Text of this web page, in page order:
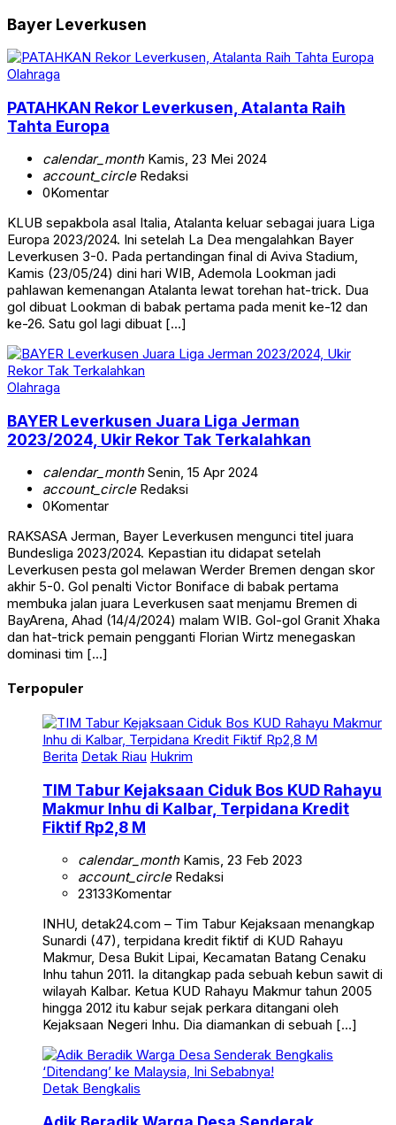
Bayer Leverkusen
Olahraga
PATAHKAN Rekor Leverkusen, Atalanta Raih
Tahta Europa
calendar_monthKamis, 23 Mei 2024
account_circleRedaksi
0Komentar
KLUB sepakbola asal Italia, Atalanta keluar sebagai juara Liga
Europa 2023/2024. Ini setelah La Dea mengalahkan Bayer
Leverkusen 3-0. Pada pertandingan final di Aviva Stadium,
Kamis (23/05/24) dini hari WIB, Ademola Lookman jadi
pahlawan kemenangan Atalanta lewat torehan hat-trick. Dua
gol dibuat Lookman di babak pertama pada menit ke-12 dan
ke-26. Satu gol lagi dibuat […]
Olahraga
BAYER Leverkusen Juara Liga Jerman
2023/2024, Ukir Rekor Tak Terkalahkan
calendar_monthSenin, 15 Apr 2024
account_circleRedaksi
0Komentar
RAKSASA Jerman, Bayer Leverkusen mengunci titel juara
Bundesliga 2023/2024. Kepastian itu didapat setelah
Leverkusen pesta gol melawan Werder Bremen dengan skor
akhir 5-0. Gol penalti Victor Boniface di babak pertama
membuka jalan juara Leverkusen saat menjamu Bremen di
BayArena, Ahad (14/4/2024) malam WIB. Gol-gol Granit Xhaka
dan hat-trick pemain pengganti Florian Wirtz menegaskan
dominasi tim […]
Terpopuler
Berita Detak Riau Hukrim
TIM Tabur Kejaksaan Ciduk Bos KUD Rahayu
Makmur Inhu di Kalbar, Terpidana Kredit
Fiktif Rp2,8 M
calendar_monthKamis, 23 Feb 2023
account_circleRedaksi
23133Komentar
INHU, detak24.com – Tim Tabur Kejaksaan menangkap
Sunardi (47), terpidana kredit fiktif di KUD Rahayu
Makmur, Desa Bukit Lipai, Kecamatan Batang Cenaku
Inhu tahun 2011. Ia ditangkap pada sebuah kebun sawit di
wilayah Kalbar. Ketua KUD Rahayu Makmur tahun 2005
hingga 2012 itu kabur sejak perkara ditangani oleh
Kejaksaan Negeri Inhu. Dia diamankan di sebuah […]
Detak Bengkalis